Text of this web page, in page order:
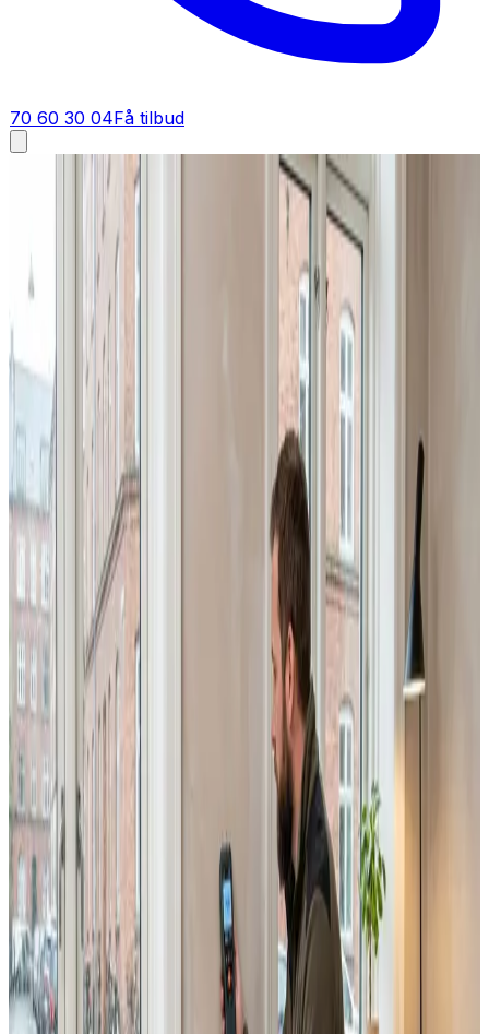
70 60 30 04Få tilbud
Ventilationsanlæg i
Ventilationsanlæg i Aabenraa
Et 1-rums ventilationsanlæg (AirPro V2) koster fra 6.997
kr. inkl. installation, Air Duo koster 19.995 kr. inkl.
installation, og rens af eksisterende anlæg starter ved
1.195 kr. Du får et gratis og uforpligtende tilbud, og vi
vender normalt tilbage inden 48 timer.
Alle ventilationsmærker